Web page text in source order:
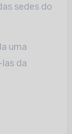
sedes do
uma
da